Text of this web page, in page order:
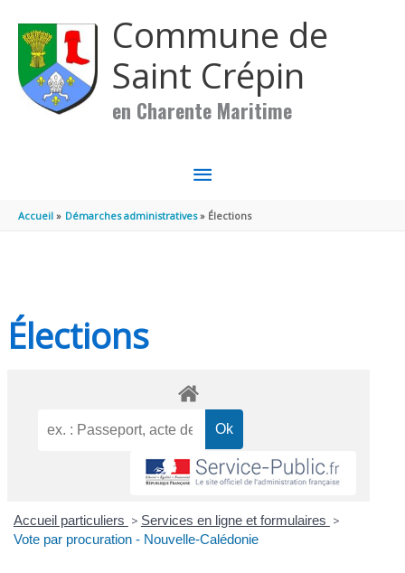
Commune de
Saint Crépin
en Charente Maritime
MENU
PRINCIPAL
Accueil Démarches administratives Élections
Élections
Accueil particuliers > Services en ligne et formulaires >
Vote par procuration - Nouvelle-Calédonie